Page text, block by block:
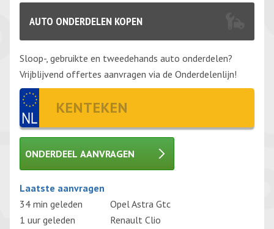
AUTO ONDERDELEN KOPEN
Sloop-, gebruikte en tweedehands auto onderdelen?
Vrijblijvend offertes aanvragen via de Onderdelenlijn!
ONDERDEEL AANVRAGEN
Gelieve dit veld leeg te laten.
Laatste aanvragen
34 min geleden
Opel Astra Gtc
1 uur geleden
Renault Clio